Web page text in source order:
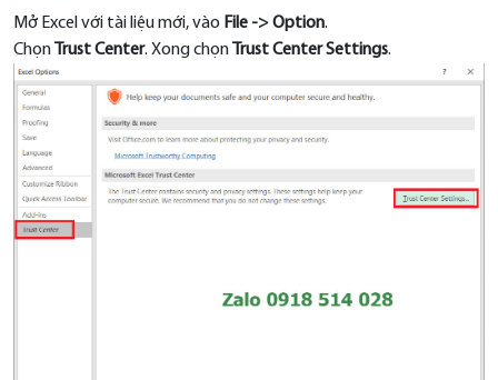
Mở Excel với tài liệu mới, vào File -> Option.
Chọn Trust Center. Xong chọn Trust Center Settings.